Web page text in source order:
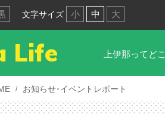
文字サイズ 小 中 大
Life 上伊那ってど
お知らせ･イベントレポート